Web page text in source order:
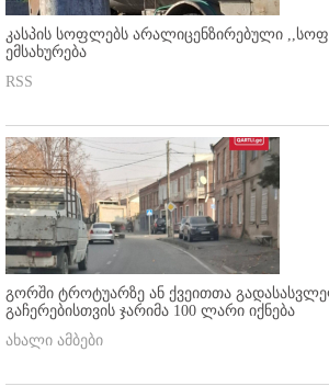
კასპის სოფლებს არალიცენზირებული
ემსახურება
RSS
გორში ტროტუარზე ან ქვეითთა
გაჩერებისთვის ჯარიმა 100 ლარი იქნება
ახალი ამბები